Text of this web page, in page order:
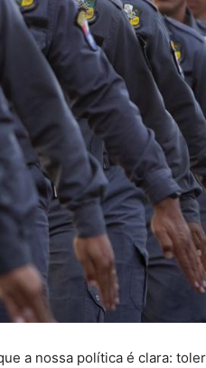
a nossa política é clara: